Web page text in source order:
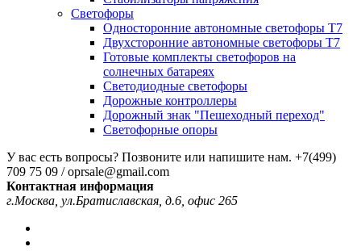
Светофоры
Односторонние автономные светофоры Т7
Двухсторонние автономные светофоры Т7
Готовые комплекты светофоров на
солнечных батареях
Светодиодные светофоры
Дорожные контроллеры
Дорожный знак "Пешеходный переход"
Светофорные опоры
У вас есть вопросы? Позвоните или напишите нам. +7(499)
709 75 09 / oprsale@gmail.com
Контактная информация
г.Москва, ул.Братиславская, д.6, офис 265